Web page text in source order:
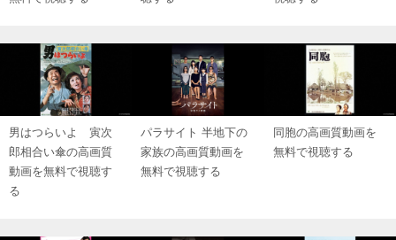
男はつらいよ 寅次
郎相合い傘の高画質
動画を無料で視聴す
る
パラサイト 半地下の
家族の高画質動画を
無料で視聴する
同胞の高画質動画を
無料で視聴する